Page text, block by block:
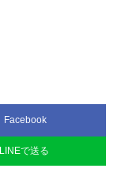
Facebook
LINEで送る